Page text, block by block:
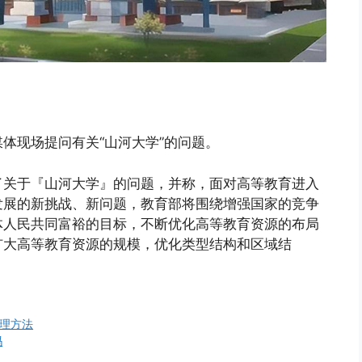
现场提问有关“山河大学”的问题。
于『山河大学』的问题，并称，面对高等教育进入
的新挑战、新问题，教育部将围绕增强国家的竞争
民共同富裕的目标，不断优化高等教育资源的布局
高等教育资源的规模，优化类型结构和区域结
方法